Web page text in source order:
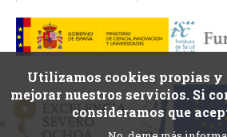
Utilizamos cookies propias y
mejorar nuestros servicios. Si
consideramos que